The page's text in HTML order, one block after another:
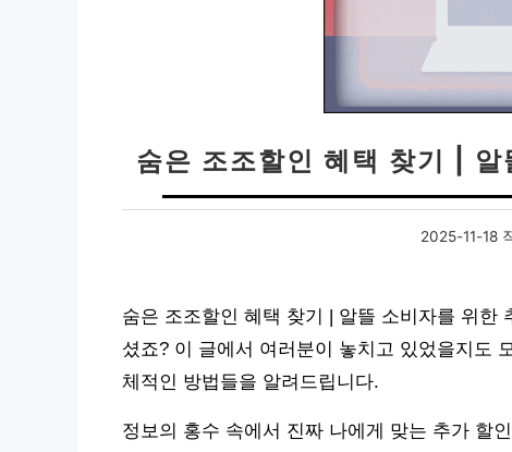
숨은 조조할인 혜택 찾기 |
2025-11-18
숨은 조조할인 혜택 찾기 | 알뜰 소비자를 위한
셨죠? 이 글에서 여러분이 놓치고 있었을지도
체적인 방법들을 알려드립니다.
정보의 홍수 속에서 진짜 나에게 맞는 추가 할